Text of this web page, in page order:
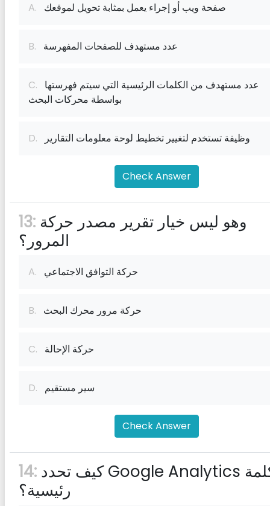
A. صفحة ويب أو إجراء يعمل بمثابة تحويل لموقعك
B. عدد مستهدف للصفحات المفهرسة
C.
بواسطة محركات البحث
D. وظيفة تستخدم لتغيير تخطيط لوحة معلومات التقارير
Check Answer
13:
المرور؟
A. حركة التوافق الاجتماعي
B. حركة مرور محرك البحث
C. حركة الإحالة
D. سير مستقيم
Check Answer
14:
رئيسية؟